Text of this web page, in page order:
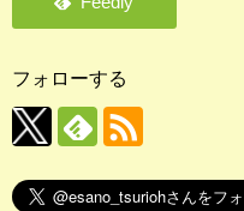
フォローする